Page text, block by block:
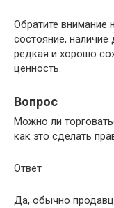
Обратите внимание
состояние,
редкая и хорошо
ценность.
Вопрос
Можно ли
как это сделать
Ответ
Да, обычно